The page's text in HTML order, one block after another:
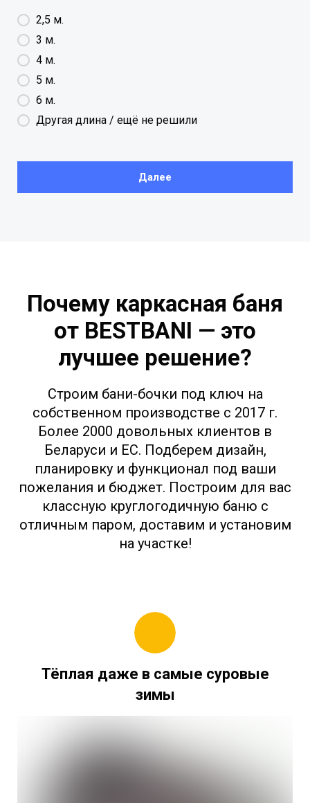
2,5 м.
3 м.
4 м.
5 м.
6 м.
Другая длина / ещё не решили
Далее
Почему каркасная баня
от BESTBANI — это
лучшее решение?
Строим бани-бочки под ключ на
собственном производстве с 2017 г.
Более 2000 довольных клиентов в
Беларуси и ЕС. Подберем дизайн,
планировку и функционал под ваши
пожелания и бюджет. Построим для вас
классную круглогодичную баню с
отличным паром, доставим и установим
на участке!
Тёплая даже в самые суровые
зимы